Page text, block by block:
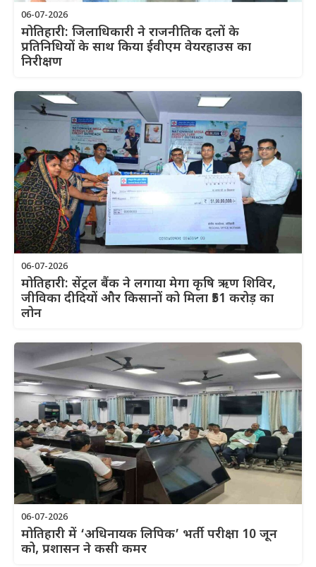
06-07-2026
मोतिहारी: जिलाधिकारी ने राजनीतिक दलों के
प्रतिनिधियों के साथ किया ईवीएम वेयरहाउस का
निरीक्षण
06-07-2026
मोतिहारी: सेंट्रल बैंक ने लगाया मेगा कृषि ऋण शिविर,
जीविका दीदियों और किसानों को मिला ₹51 करोड़ का
लोन
06-07-2026
मोतिहारी में ‘अधिनायक लिपिक’ भर्ती परीक्षा 10 जून
को, प्रशासन ने कसी कमर